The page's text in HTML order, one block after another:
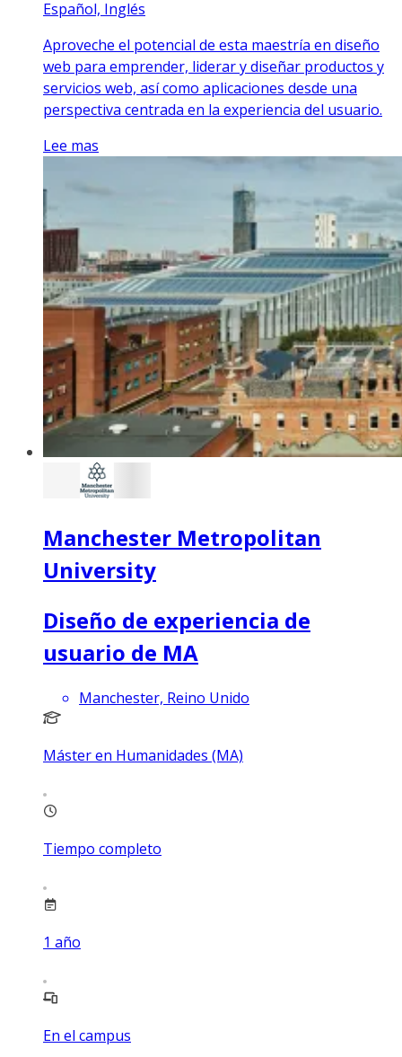
Español, Inglés
Aproveche el potencial de esta maestría en diseño
web para emprender, liderar y diseñar productos y
servicios web, así como aplicaciones desde una
perspectiva centrada en la experiencia del usuario.
Lee mas
Manchester Metropolitan
University
Diseño de experiencia de
usuario de MA
Manchester, Reino Unido
Máster en Humanidades (MA)
Tiempo completo
1 año
En el campus